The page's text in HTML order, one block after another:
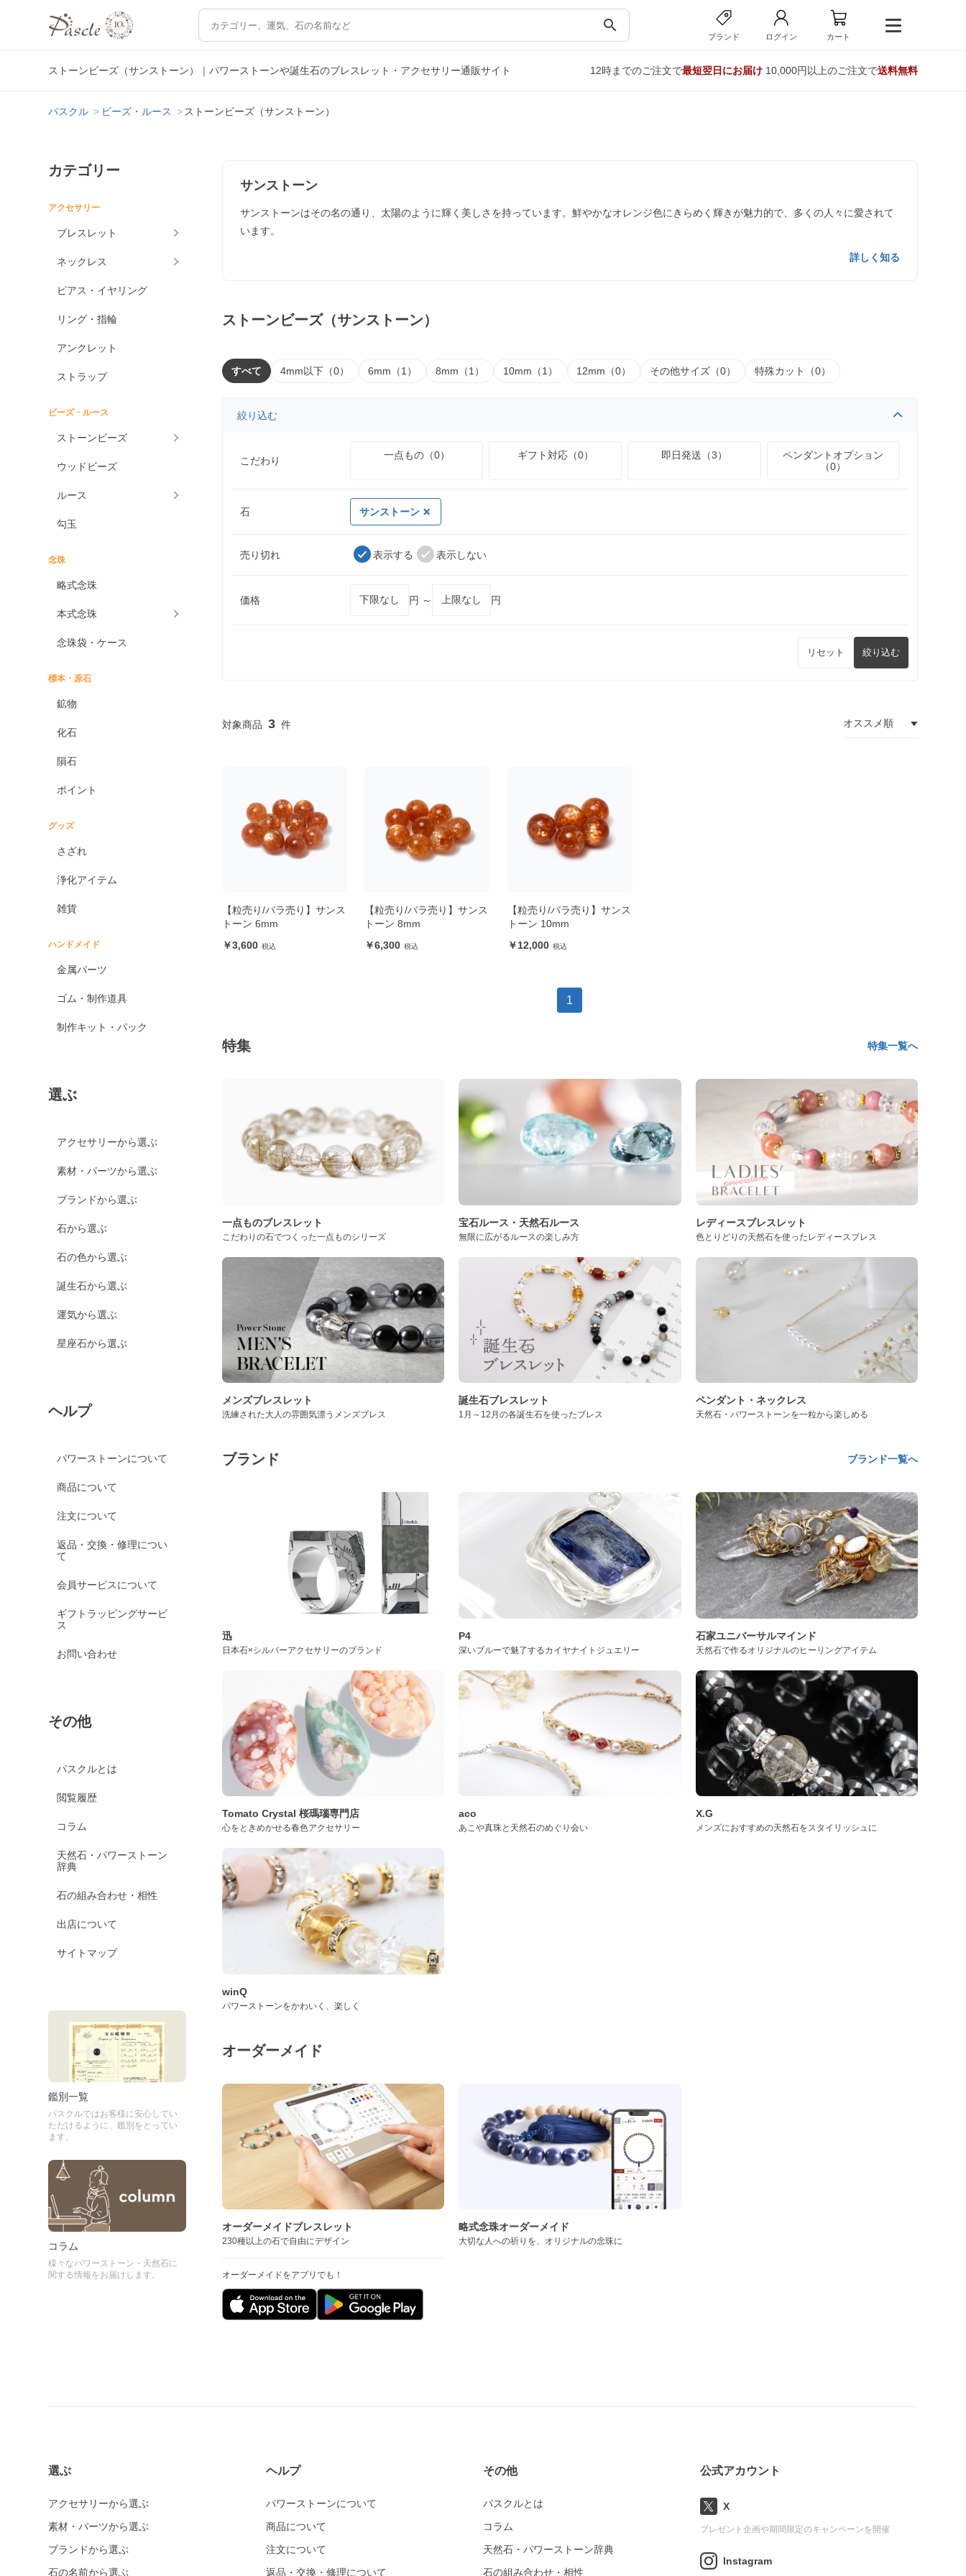
search
ブランド ログイン カート
ストーンビーズ（サンストーン）｜パワーストーンや誕生石のブレスレット・アクセサリー通販サイト 12時までのご注文で最短翌日にお届け10,000円以上のご注文で送料無料
パスクル ビーズ・ルース ストーンビーズ（サンストーン）
カテゴリー
アクセサリー
ブレスレット
ネックレス
ピアス・イヤリング
リング・指輪
アンクレット
ストラップ
ビーズ・ルース
ストーンビーズ
ウッドビーズ
ルース
勾玉
念珠
略式念珠
本式念珠
念珠袋・ケース
標本・原石
鉱物
化石
隕石
ポイント
グッズ
さざれ
浄化アイテム
雑貨
ハンドメイド
金属パーツ
ゴム・制作道具
制作キット・パック
選ぶ
アクセサリーから選ぶ
素材・パーツから選ぶ
ブランドから選ぶ
石から選ぶ
石の色から選ぶ
誕生石から選ぶ
運気から選ぶ
星座石から選ぶ
ヘルプ
パワーストーンについて
商品について
注文について
返品・交換・修理につい
て
会員サービスについて
ギフトラッピングサービ
ス
お問い合わせ
その他
パスクルとは
閲覧履歴
コラム
天然石・パワーストーン
辞典
石の組み合わせ・相性
出店について
サイトマップ
鑑別一覧
パスクルではお客様に安心してい
ただけるように、鑑別をとってい
ます。
コラム
様々なパワーストーン・天然石に
関する情報をお届けします。
サンストーン
サンストーンはその名の通り、太陽のように輝く美しさを持っています。鮮やかなオレンジ色にきらめく輝きが魅力的で、多くの人々に愛されて
います。
詳しく知る
ストーンビーズ（サンストーン）
すべて 4mm以下（0） 6mm（1） 8mm（1） 10mm（1） 12mm（0） その他サイズ（0） 特殊カット（0）
絞り込む
こだわり 一点もの（0） ギフト対応（0） 即日発送（3）
ペンダントオプション
（0）
石 サンストーン
売り切れ 表示する 表示しない
価格 円 ～ 円
リセット 絞り込む
3
【粒売り/バラ売り】サンス
トーン 6mm
3,600
【粒売り/バラ売り】サンス
トーン 8mm
6,300
【粒売り/バラ売り】サンス
トーン 10mm
12,000
1
特集 特集一覧へ
一点ものブレスレット
こだわりの石でつくった一点ものシリーズ
宝石ルース・天然石ルース
無限に広がるルースの楽しみ方
レディースブレスレット
色とりどりの天然石を使ったレディースブレス
メンズブレスレット
洗練された大人の雰囲気漂うメンズブレス
誕生石ブレスレット
1月～12月の各誕生石を使ったブレス
ペンダント・ネックレス
天然石・パワーストーンを一粒から楽しめる
ブランド ブランド一覧へ
迅
日本石×シルバーアクセサリーのブランド
P4
深いブルーで魅了するカイヤナイトジュエリー
石家ユニバーサルマインド
天然石で作るオリジナルのヒーリングアイテム
Tomato Crystal 桜瑪瑙専門店
心をときめかせる春色アクセサリー
aco
あこや真珠と天然石のめぐり会い
X.G
メンズにおすすめの天然石をスタイリッシュに
winQ
パワーストーンをかわいく、楽しく
オーダーメイド
オーダーメイドブレスレット
230種以上の石で自由にデザイン
オーダーメイドをアプリでも！
略式念珠オーダーメイド
大切な人への祈りを、オリジナルの念珠に
選ぶ
アクセサリーから選ぶ
素材・パーツから選ぶ
ブランドから選ぶ
石の名前から選ぶ
ヘルプ
パワーストーンについて
商品について
注文について
返品・交換・修理について
その他
パスクルとは
コラム
天然石・パワーストーン辞典
石の組み合わせ・相性
公式アカウント
X
プレゼント企画や期間限定のキャンペーンを開催
Instagram